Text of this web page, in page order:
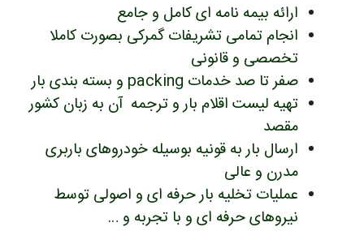
ارائه بیمه نامه ای کامل و جامع
انجام تمامی تشریفات گمرکی بصورت کاملا
تخصصی و قانونی
صفر تا صد خدمات packing و بسته بندی بار
تهیه لیست اقلام بار و ترجمه آن به زبان کشور
مقصد
ارسال بار به قونیه بوسیله خودروهای باربری
مدرن و عالی
عملیات تخلیه بار حرفه ای و اصولی توسط
نیروهای حرفه ای و با تجربه و …